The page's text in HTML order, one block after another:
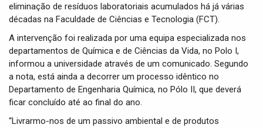
eliminação de resíduos laboratoriais acumulados há já várias
décadas na Faculdade de Ciências e Tecnologia (FCT).
A intervenção foi realizada por uma equipa especializada nos
departamentos de Química e de Ciências da Vida, no Polo I,
informou a universidade através de um comunicado. Segundo
a nota, está ainda a decorrer um processo idêntico no
Departamento de Engenharia Química, no Pólo II, que deverá
ficar concluído até ao final do ano.
“Livrarmo-nos de um passivo ambiental e de produtos